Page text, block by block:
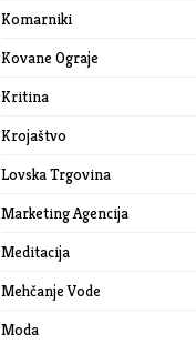
Komarniki
Kovane Ograje
Kritina
Krojaštvo
Lovska Trgovina
Marketing Agencija
Meditacija
Mehčanje Vode
Moda